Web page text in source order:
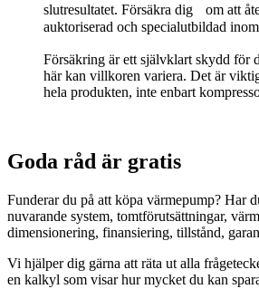
slutresultatet. Försäkra dig om att
auktoriserad och specialutbildad
Försäkring är ett självklart skydd för
här kan villkoren variera. Det är
hela produkten, inte enbart
Goda råd är gratis
Funderar du på att köpa värmepump? Har
nuvarande system, tomtförutsättningar,
dimensionering, finansiering, tillstånd,
Vi hjälper dig gärna att räta ut alla
en kalkyl som visar hur mycket du kan